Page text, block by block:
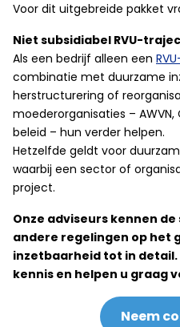
Voor dit uitgebreide pakket
Niet subsidiabel RVU-
Als een bedrijf alleen een
combinatie met duurzame
herstructurering of
moederorganisaties – AWVN,
beleid – hun verder helpen.
Hetzelfde geldt voor
waarbij een sector of
project.
Onze adviseurs kennen de
andere regelingen op het
inzetbaarheid tot in detail.
kennis en helpen u graag
Neem